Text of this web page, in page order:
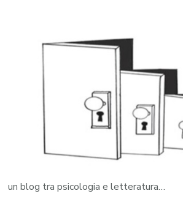
un blog tra psicologia e letteratura…